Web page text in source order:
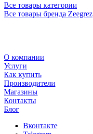
Все товары категории
Все товары бренда Zeegrez
О компании
Услуги
Как купить
Производители
Магазины
Контакты
Блог
Вконтакте